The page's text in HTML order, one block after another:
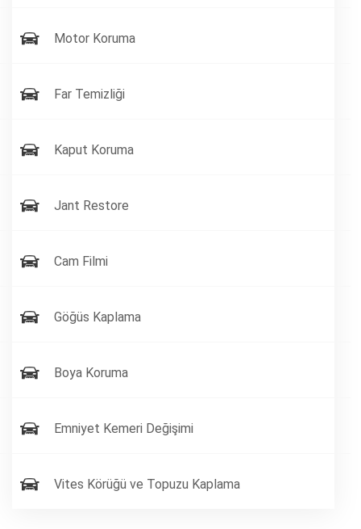
Motor Koruma
Far Temizliği
Kaput Koruma
Jant Restore
Cam Filmi
Göğüs Kaplama
Boya Koruma
Emniyet Kemeri Değişimi
Vites Körüğü ve Topuzu Kaplama